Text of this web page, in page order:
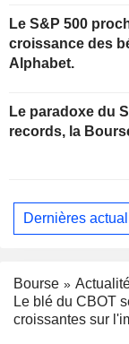
Le S&P 500
croissance des
Alphabet.
Le paradoxe du
records, la
Dernières
Bourse
Le blé du CBOT
croissantes sur